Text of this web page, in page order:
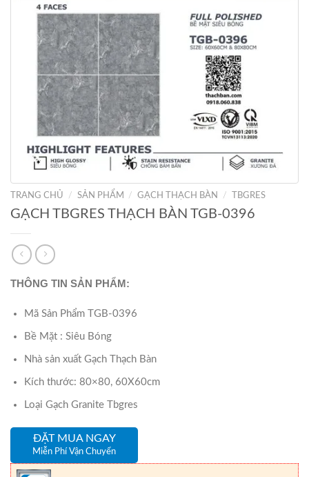
TRANG CHỦ / SẢN PHẨM / GẠCH THẠCH BÀN / TBGRES
GẠCH TBGRES THẠCH BÀN TGB-0396
THÔNG TIN SẢN PHẨM:
Mã Sản Phẩm TGB-0396
Bề Mặt : Siêu Bóng
Nhà sản xuất Gạch Thạch Bàn
Kích thước: 80×80, 60X60cm
Loại Gạch Granite Tbgres
ĐẶT MUA NGAY
Miễn Phí Vận Chuyển